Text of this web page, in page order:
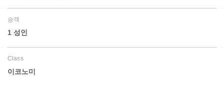
승객
1 성인
Class
이코노미